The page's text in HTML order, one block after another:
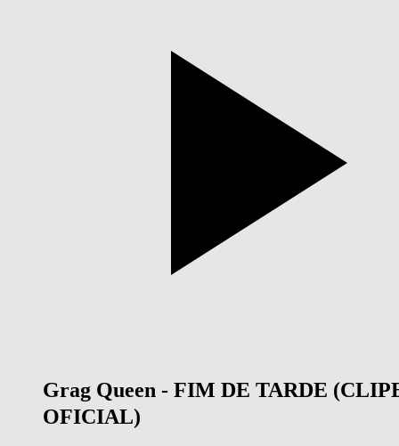
Grag Queen - FIM DE TARDE
OFICIAL)